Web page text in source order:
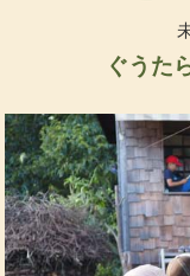
ぐうた